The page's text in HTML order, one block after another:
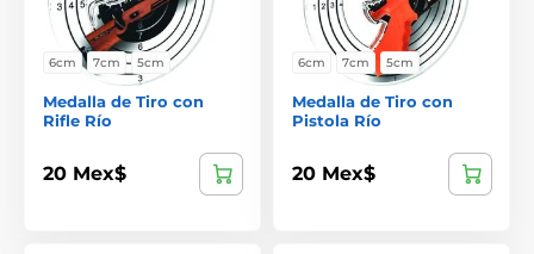
6cm 7cm 5cm
Medalla de Tiro con
Rifle Río
20 Mex$
6cm 7cm 5cm
Medalla de Tiro con
Pistola Río
20 Mex$